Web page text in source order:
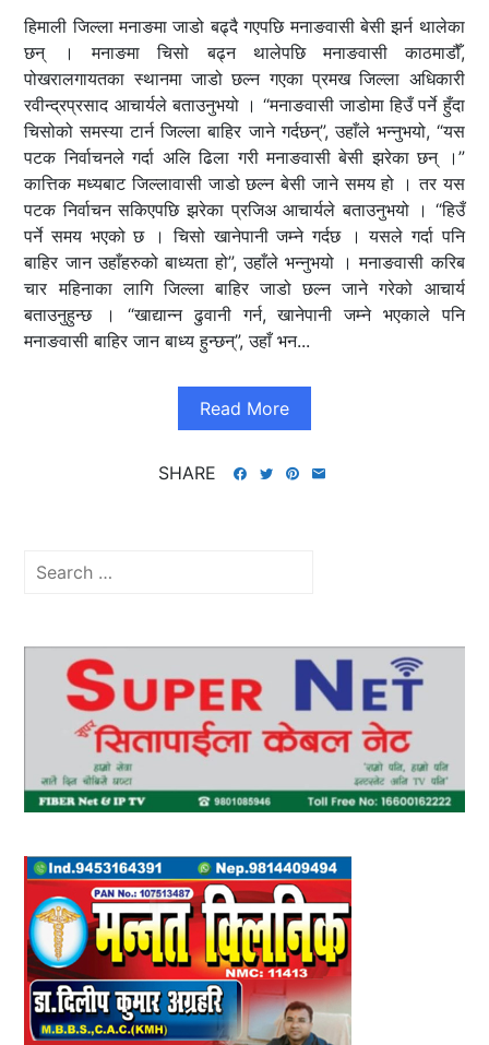
हिमाली जिल्ला मनाङमा जाडो बढ्दै गएपछि मनाङवासी बेसी झर्न थालेका
छन् । मनाङमा चिसो बढ्न थालेपछि मनाङवासी काठमाडौँ,
पोखरालगायतका स्थानमा जाडो छल्न गएका प्रमख जिल्ला अधिकारी
रवीन्द्रप्रसाद आचार्यले बताउनुभयो । “मनाङवासी जाडोमा हिउँ पर्ने हुँदा
चिसोको समस्या टार्न जिल्ला बाहिर जाने गर्दछन्”, उहाँले भन्नुभयो, “यस
पटक निर्वाचनले गर्दा अलि ढिला गरी मनाङवासी बेसी झरेका छन् ।”
कात्तिक मध्यबाट जिल्लावासी जाडो छल्न बेसी जाने समय हो । तर यस
पटक निर्वाचन सकिएपछि झरेका प्रजिअ आचार्यले बताउनुभयो । “हिउँ
पर्ने समय भएको छ । चिसो खानेपानी जम्ने गर्दछ । यसले गर्दा पनि
बाहिर जान उहाँहरुको बाध्यता हो”, उहाँले भन्नुभयो । मनाङवासी करिब
चार महिनाका लागि जिल्ला बाहिर जाडो छल्न जाने गरेको आचार्य
बताउनुहुन्छ । “खाद्यान्न ढुवानी गर्न, खानेपानी जम्ने भएकाले पनि
मनाङवासी बाहिर जान बाध्य हुन्छन्”, उहाँ भन...
Read More
SHARE
Search